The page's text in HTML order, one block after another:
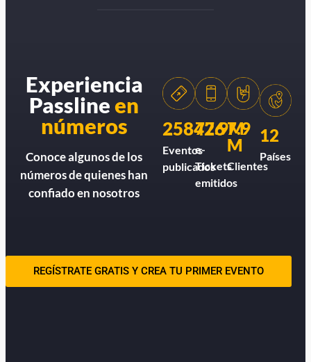
Experiencia
Passlineen
números
Conoce algunos de los
números de quienes han
confiado en nosotros
258426
Eventos
publicados
77.9M
e-
Tickets
emitidos
7.9
M
Clientes
12
Países
REGÍSTRATE GRATIS Y CREA TU PRIMER EVENTO